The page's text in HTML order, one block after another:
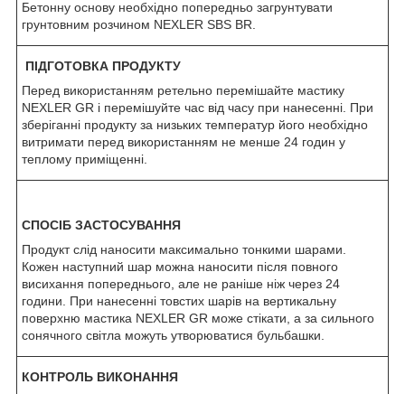
Бетонну основу необхідно попередньо загрунтувати
грунтовним розчином NEXLER SBS BR.
ПІДГОТОВКА ПРОДУКТУ
Перед використанням ретельно перемішайте мастику
NEXLER GR і перемішуйте час від часу при нанесенні. При
зберіганні продукту за низьких температур його необхідно
витримати перед використанням не менше 24 годин у
теплому приміщенні.
СПОСІБ ЗАСТОСУВАННЯ
Продукт слід наносити максимально тонкими шарами.
Кожен наступний шар можна наносити після повного
висихання попереднього, але не раніше ніж через 24
години. При нанесенні товстих шарів на вертикальну
поверхню мастика NEXLER GR може стікати, а за сильного
сонячного світла можуть утворюватися бульбашки.
КОНТРОЛЬ ВИКОНАННЯ